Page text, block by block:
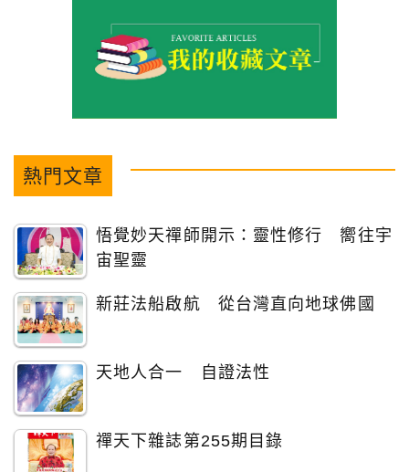
熱門文章
悟覺妙天禪師開示：靈性修行 嚮往宇
宙聖靈
新莊法船啟航 從台灣直向地球佛國
天地人合一 自證法性
禪天下雜誌第255期目錄